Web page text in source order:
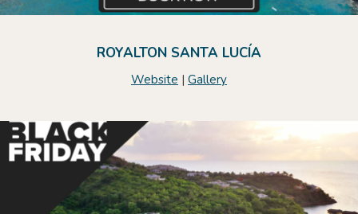
ROYALTON SANTA LUCÍA
Website | Gallery